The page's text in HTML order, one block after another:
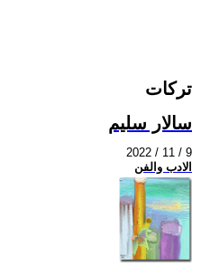
تركات
سالار سليم
2022 / 11 / 9
الادب والفن